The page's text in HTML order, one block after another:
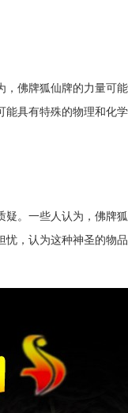
佛牌狐仙牌的力量可
具有特殊的物理和化
。一些人认为，佛牌
，认为这种神圣的物